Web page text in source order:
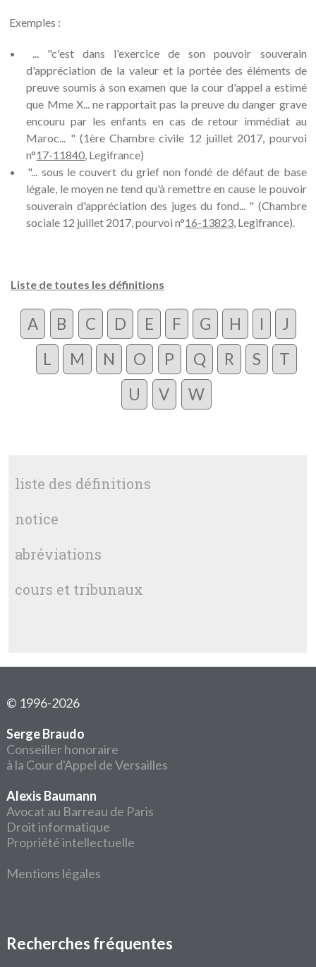
Exemples :
... "c'est dans l'exercice de son pouvoir souverain
d'appréciation de la valeur et la portée des éléments de
preuve soumis à son examen que la cour d'appel a estimé
que Mme X... ne rapportait pas la preuve du danger grave
encouru par les enfants en cas de retour immédiat au
Maroc... " (1ère Chambre civile 12 juillet 2017, pourvoi
n°17-11840, Legifrance)
"... sous le couvert du grief non fondé de défaut de base
légale, le moyen ne tend qu'à remettre en cause le pouvoir
souverain d'appréciation des juges du fond... " (Chambre
sociale 12 juillet 2017, pourvoi n°16-13823, Legifrance).
Liste de toutes les définitions
A B C D E F G H I
J
L
M N O P Q R S
T
U
V W
liste des définitions
notice
abréviations
cours et tribunaux
© 1996-2026
Serge Braudo
Conseiller honoraire
à la Cour d'Appel de Versailles
Alexis Baumann
Avocat au Barreau de Paris
Droit informatique
Propriété intellectuelle
Mentions légales
Recherches fréquentes